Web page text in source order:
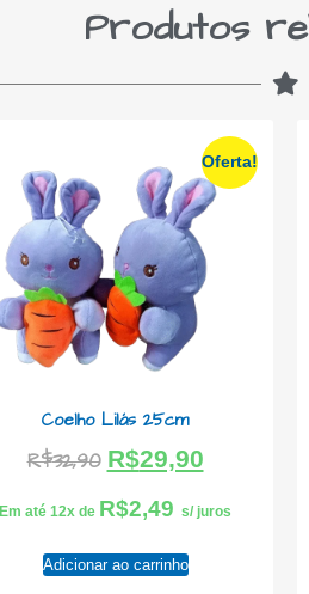
Produtos
Oferta!
Coelho Lilás 25cm
R$32,90 R$29,90
Em até 12x de R$2,49 s/ juros
Adicionar ao carrinho